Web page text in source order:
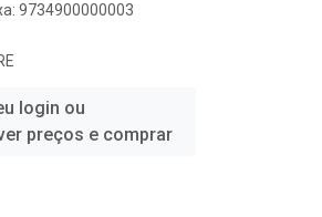
9734900000003
login ou
preços e comprar